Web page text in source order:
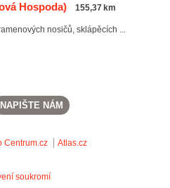
Hospoda) 155,37 km
nosičů, sklápěcích ...
NAPIŠTE NÁM
Centrum.cz Atlas.cz
soukromí